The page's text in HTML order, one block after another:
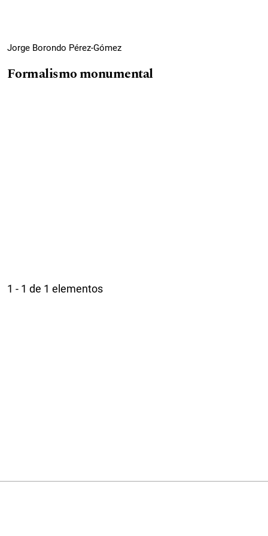
Jorge Borondo Pérez-Gómez
Formalismo monumental
1 - 1 de 1 elementos